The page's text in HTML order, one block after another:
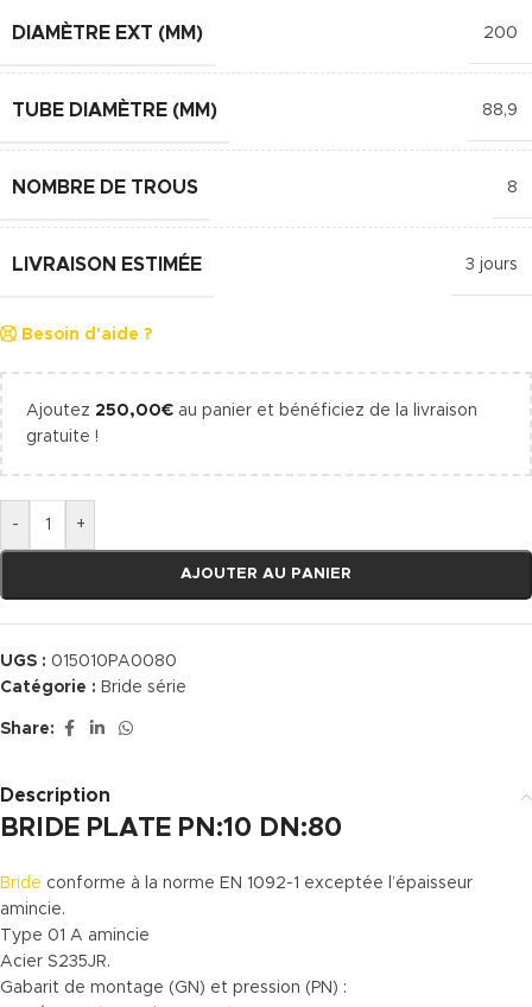
DIAMÈTRE EXT (MM) 200
TUBE DIAMÈTRE (MM) 88,9
NOMBRE DE TROUS 8
LIVRAISON ESTIMÉE 3 jours
Besoin d'aide ?
Ajoutez 250,00€ au panier et bénéficiez de la livraison
gratuite !
- +
AJOUTER AU PANIER
UGS : 015010PA0080
Catégorie : Bride série
Share:
Description
BRIDE PLATE PN:10 DN:80
Bride conforme à la norme EN 1092-1 exceptée l’épaisseur
amincie.
Type 01 A amincie
Acier S235JR.
Gabarit de montage (GN) et pression (PN) :